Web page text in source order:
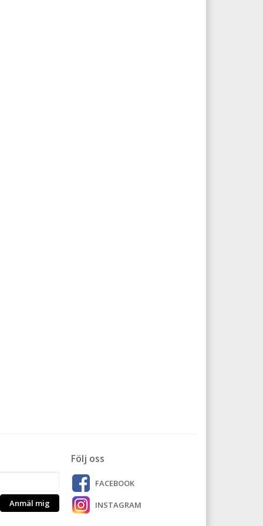
Följ oss
FACEBOOK
INSTAGRAM
Anmäl mig